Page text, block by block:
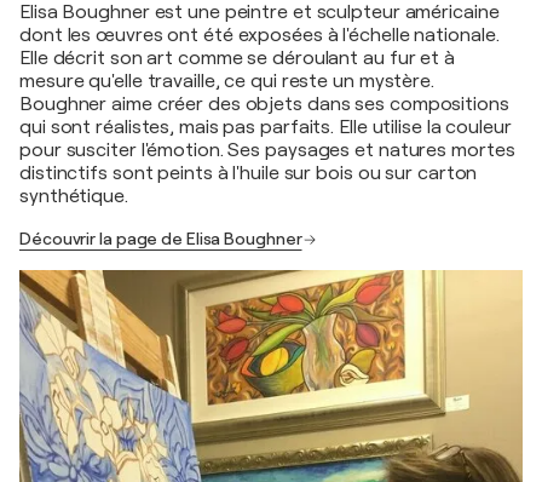
Elisa Boughner est une peintre et sculpteur américaine
dont les œuvres ont été exposées à l'échelle nationale.
Elle décrit son art comme se déroulant au fur et à
mesure qu'elle travaille, ce qui reste un mystère.
Boughner aime créer des objets dans ses compositions
qui sont réalistes, mais pas parfaits. Elle utilise la couleur
pour susciter l'émotion. Ses paysages et natures mortes
distinctifs sont peints à l'huile sur bois ou sur carton
synthétique.
Découvrir la page de Elisa Boughner